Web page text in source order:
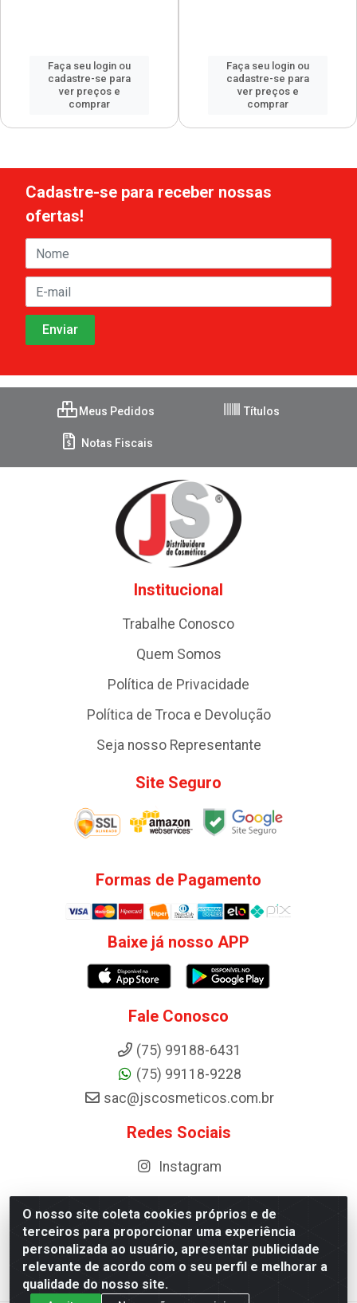
Faça seu login ou
cadastre-se para
ver preços e
comprar
Faça seu login ou
cadastre-se para
ver preços e
comprar
O nosso site coleta cookies próprios e de
terceiros para proporcionar uma experiência
personalizada ao usuário, apresentar publicidade
relevante de acordo com o seu perfil e melhorar a
qualidade do nosso site.
Cadastre-se para receber nossas
ofertas!
Meus Pedidos Títulos
Notas Fiscais
Institucional
Trabalhe Conosco
Quem Somos
Política de Privacidade
Política de Troca e Devolução
Seja nosso Representante
Site Seguro
Formas de Pagamento
Baixe já nosso APP
Fale Conosco
(75) 99188-6431
(75) 99118-9228
sac@jscosmeticos.com.br
Redes Sociais
Instagram
Distribuidora de Cosméticos Antoneto LTDA - BA-052,
km 87 - Industrial, Ipirá - BA, 44600-000 - CNPJ
10.984.107/0001-75